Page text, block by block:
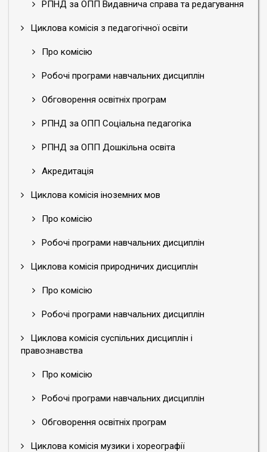
РПНД за ОПП Видавнича справа та редагування
Циклова комісія з педагогічної освіти
Про комісію
Робочі програми навчальних дисциплін
Обговорення освітніх програм
РПНД за ОПП Соціальна педагогіка
РПНД за ОПП Дошкільна освіта
Акредитація
Циклова комісія іноземних мов
Про комісію
Робочі програми навчальних дисциплін
Циклова комісія природничих дисциплін
Про комісію
Робочі програми навчальних дисциплін
Циклова комісія суспільних дисциплін і
правознавства
Про комісію
Робочі програми навчальних дисциплін
Обговорення освітніх програм
Циклова комісія музики і хореографії